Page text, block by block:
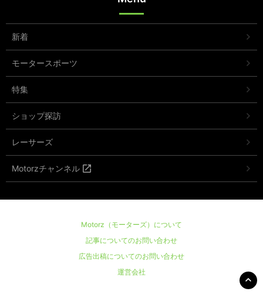
新着
モータースポーツ
特集
ショップ探訪
レーサーズ
Motorzチャンネル
Motorz（モーターズ）について
記事についてのお問い合わせ
広告出稿についてのお問い合わせ
運営会社